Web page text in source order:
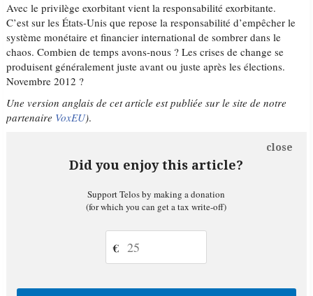
Avec le privilège exorbitant vient la responsabilité exorbitante.
C’est sur les États-Unis que repose la responsabilité d’empêcher le
système monétaire et financier international de sombrer dans le
chaos. Combien de temps avons-nous ? Les crises de change se
produisent généralement juste avant ou juste après les élections.
Novembre 2012 ?
Une version anglais de cet article est publiée sur le site de notre
partenaire VoxEU).
Did you enjoy this article?
close
Support Telos by making a donation
(for which you can get a tax write-off)
€